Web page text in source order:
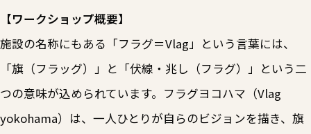
【ワークショップ概要】
施設の名称にもある「フラグ＝Vlag」という言葉には、
「旗（フラッグ）」と「伏線・兆し（フラグ）」という二
つの意味が込められています。フラグヨコハマ（Vlag
yokohama）は、一人ひとりが自らのビジョンを描き、旗